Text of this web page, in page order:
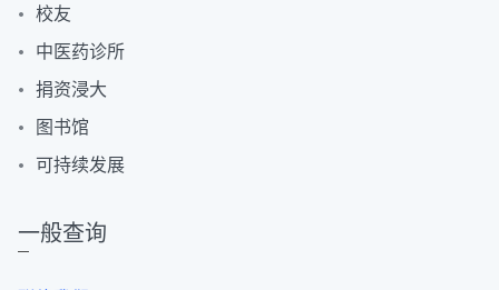
校友
中医药诊所
捐资浸大
图书馆
可持续发展
一般查询